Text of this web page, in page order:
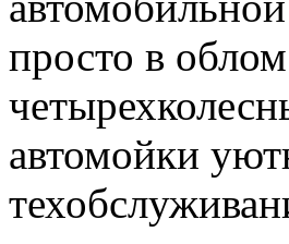
просто в
автомойки